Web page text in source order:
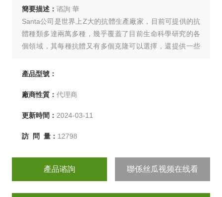
簡要描述： 谘詢 華
Santa公司是世界上Z大的抗體生產廠家，目前可提供的抗
體種類多達兩萬多種，幾乎覆蓋了目前生命科學研究的各
個領域，其每種抗體又有多個克隆可以選擇，還提供一些
抗，Western試劑盒，蛋白分子量Marker，核抽提
產品型號：
廠商性質： 代理商
更新時間： 2024-03-11
訪 問 量： 12798
產品谘詢 聯係丝瓜视频在线看